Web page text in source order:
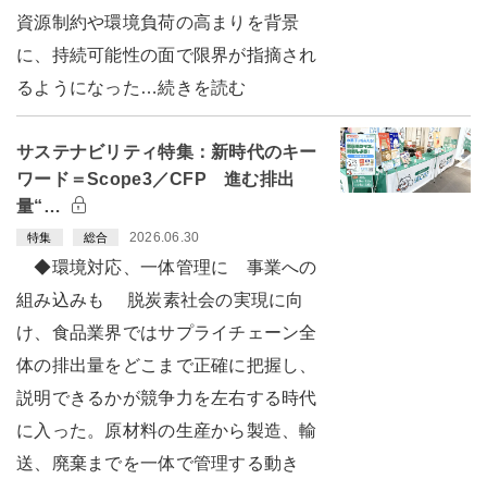
資源制約や環境負荷の高まりを背景
に、持続可能性の面で限界が指摘され
るようになった…続きを読む
サステナビリティ特集：新時代のキー
ワード＝Scope3／CFP 進む排出
量“…
特集 総合 2026.06.30
◆環境対応、一体管理に 事業への
組み込みも 脱炭素社会の実現に向
け、食品業界ではサプライチェーン全
体の排出量をどこまで正確に把握し、
説明できるかが競争力を左右する時代
に入った。原材料の生産から製造、輸
送、廃棄までを一体で管理する動き